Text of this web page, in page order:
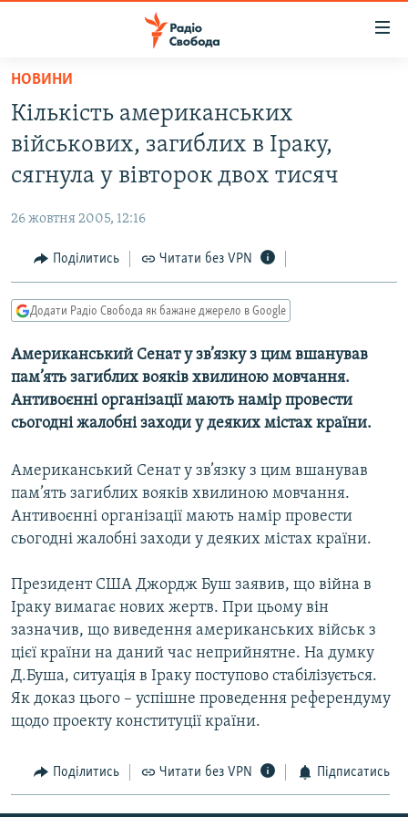
Перейти
основного
матеріалу
до
основної
Перейти
до
пошуку
СУСПІЛЬСТВО
УКРАЇНА
СВІТ
РОСІЙСЬКА «ФІЛЬТРАЦІЯ»
ДОНБАС.РЕАЛІЇ
ТИ ЯК?
СХЕМИ
КИТАЙ.ВИКЛИКИ
МУЛЬТИМЕДІА
СПЕЦПРОЄКТИ
ПОДКАСТИ
РУС
УКР
КТАТ
НОВИНИ
Кількість американських
військових, загиблих в Іраку,
сягнула у вівторок двох тисяч
26 жовтня 2005, 12:16
Поділитись Читати без VPN
Додати Радіо Свобода як бажане джерело в Google
Американський Сенат у зв’язку з цим вшанував
пам’ять загиблих вояків хвилиною мовчання.
Антивоєнні організації мають намір провести
сьогодні жалобні заходи у деяких містах країни.
Американський Сенат у зв’язку з цим вшанував
пам’ять загиблих вояків хвилиною мовчання.
Антивоєнні організації мають намір провести
сьогодні жалобні заходи у деяких містах країни.
Президент США Джордж Буш заявив, що війна в
Іраку вимагає нових жертв. При цьому він
зазначив, що виведення американських військ з
цієї країни на даний час неприйнятне. На думку
Д.Буша, ситуація в Іраку поступово стабілізується.
Як доказ цього – успішне проведення референдуму
щодо проекту конституції країни.
Поділитись Читати без VPN Підписатись